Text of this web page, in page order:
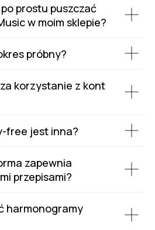
prostu puszczać
w moim sklepie?
próbny?
korzystanie z kont
free jest inna?
zapewnia
przepisami?
harmonogramy